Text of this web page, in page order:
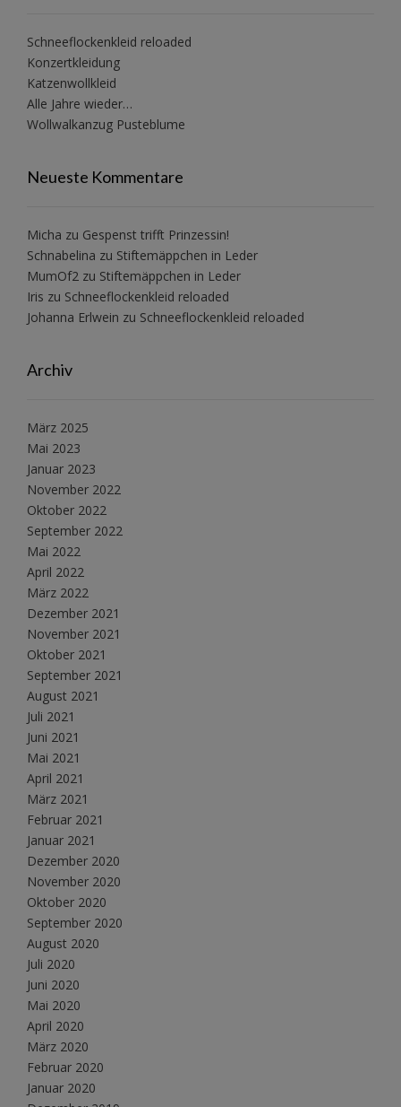
Schneeflockenkleid reloaded
Konzertkleidung
Katzenwollkleid
Alle Jahre wieder…
Wollwalkanzug Pusteblume
Neueste Kommentare
Micha zu Gespenst trifft Prinzessin!
Schnabelina zu Stiftemäppchen in Leder
MumOf2 zu Stiftemäppchen in Leder
Iris zu Schneeflockenkleid reloaded
Johanna Erlwein zu Schneeflockenkleid reloaded
Archiv
März 2025
Mai 2023
Januar 2023
November 2022
Oktober 2022
September 2022
Mai 2022
April 2022
März 2022
Dezember 2021
November 2021
Oktober 2021
September 2021
August 2021
Juli 2021
Juni 2021
Mai 2021
April 2021
März 2021
Februar 2021
Januar 2021
Dezember 2020
November 2020
Oktober 2020
September 2020
August 2020
Juli 2020
Juni 2020
Mai 2020
April 2020
März 2020
Februar 2020
Januar 2020